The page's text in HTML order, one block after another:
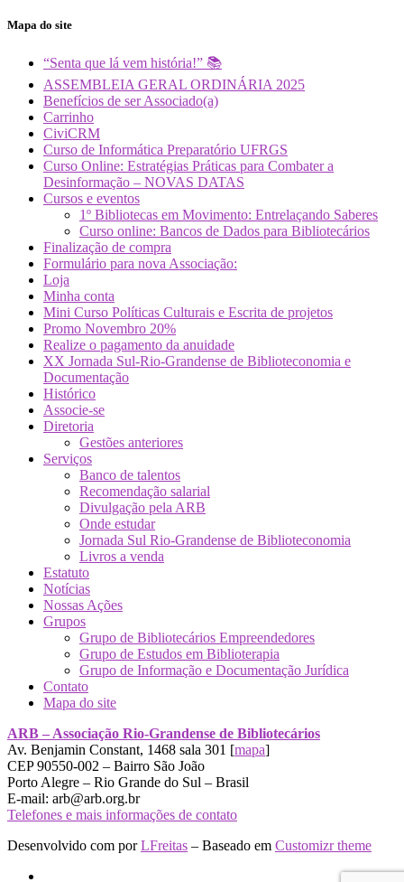
Mapa do site
“Senta que lá vem história!” 📚
ASSEMBLEIA GERAL ORDINÁRIA 2025
Benefícios de ser Associado(a)
Carrinho
CiviCRM
Curso de Informática Preparatório UFRGS
Curso Online: Estratégias Práticas para Combater a
Desinformação – NOVAS DATAS
Cursos e eventos
1º Bibliotecas em Movimento: Entrelaçando Saberes
Curso online: Bancos de Dados para Bibliotecários
Finalização de compra
Formulário para nova Associação:
Loja
Minha conta
Mini Curso Políticas Culturais e Escrita de projetos
Promo Novembro 20%
Realize o pagamento da anuidade
XX Jornada Sul-Rio-Grandense de Biblioteconomia e
Documentação
Histórico
Associe-se
Diretoria
Gestões anteriores
Serviços
Banco de talentos
Recomendação salarial
Divulgação pela ARB
Onde estudar
Jornada Sul Rio-Grandense de Biblioteconomia
Livros a venda
Estatuto
Notícias
Nossas Ações
Grupos
Grupo de Bibliotecários Empreendedores
Grupo de Estudos em Biblioterapia
Grupo de Informação e Documentação Jurídica
Contato
Mapa do site
ARB – Associação Rio-Grandense de Bibliotecários
Av. Benjamin Constant, 1468 sala 301 [mapa]
CEP 90550-002 – Bairro São João
Porto Alegre – Rio Grande do Sul – Brasil
E-mail: arb@arb.org.br
Telefones e mais informações de contato
Desenvolvido com porLFreitas – Baseado em Customizr theme